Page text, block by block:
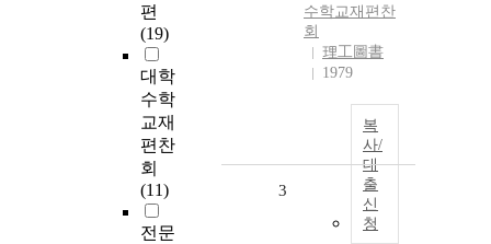
편
(19)
대학
수학
교재
편찬
회
(11)
전문
수학교재편찬
회
理工圖書
1979
복
사/
대
출
신
청
3